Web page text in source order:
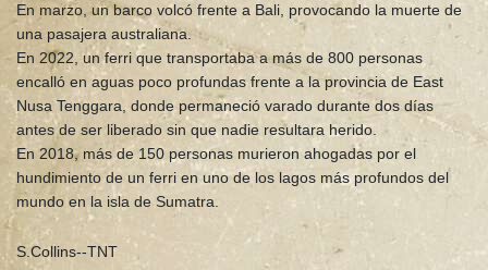
En marzo, un barco volcó frente a Bali, provocando la muerte de
una pasajera australiana.
En 2022, un ferri que transportaba a más de 800 personas
encalló en aguas poco profundas frente a la provincia de East
Nusa Tenggara, donde permaneció varado durante dos días
antes de ser liberado sin que nadie resultara herido.
En 2018, más de 150 personas murieron ahogadas por el
hundimiento de un ferri en uno de los lagos más profundos del
mundo en la isla de Sumatra.
S.Collins--TNT